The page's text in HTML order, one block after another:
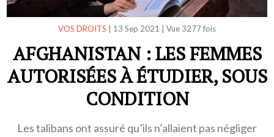
VOS DROITS | 13 Sep 2021 | Vue 3277 fois
AFGHANISTAN : LES FEMMES
AUTORISÉES À ÉTUDIER, SOUS
CONDITION
Les talibans ont assuré qu’ils n’allaient pas négliger